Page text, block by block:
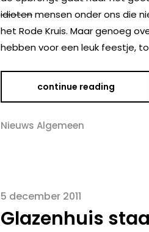
idiotenmensen onder ons die
het Rode Kruis. Maar genoeg
hebben voor een leuk feestje,
continue reading
Nieuws Algemeen
5 december 2011
Glazenhuis